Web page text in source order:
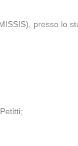
presso lo